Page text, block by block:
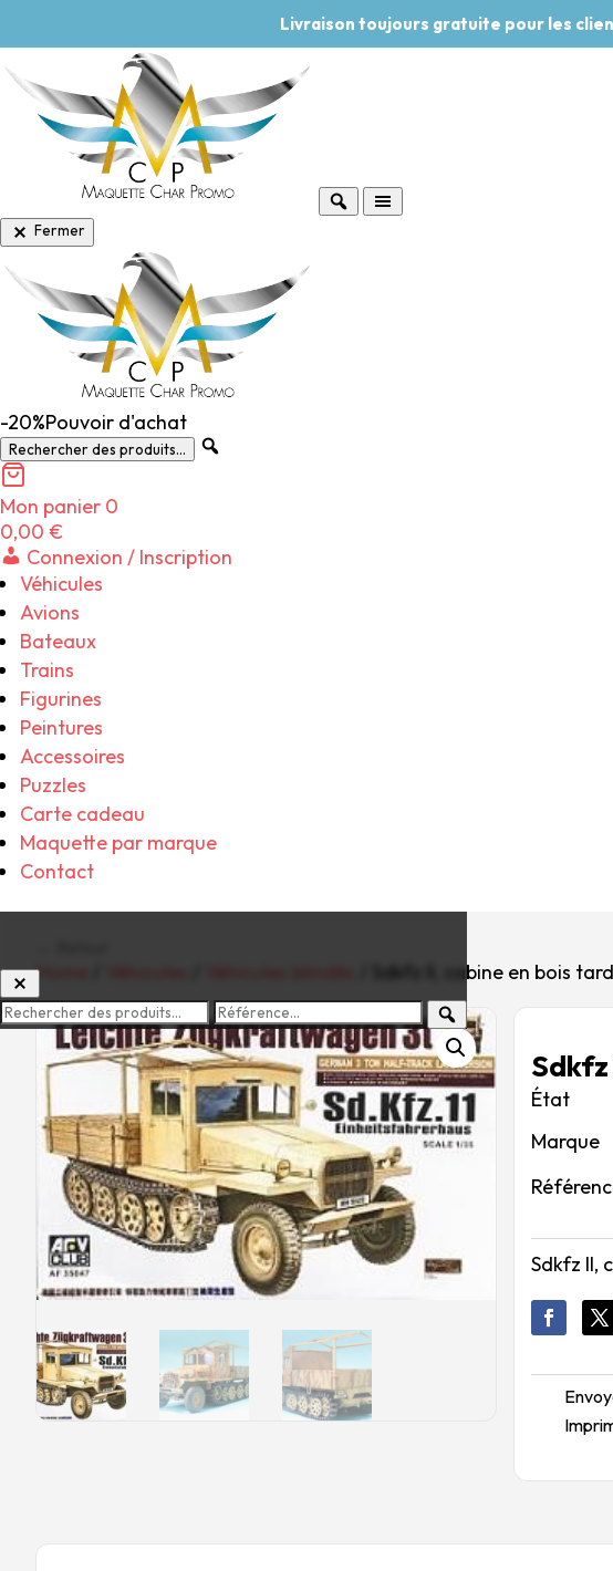
Livraison toujours gratuite pour les
Fermer
-20%Pouvoir d'achat
Rechercher des produits...
Mon panier 0
0,00 €
Connexion / Inscription
Véhicules
Avions
Bateaux
Trains
Figurines
Peintures
Accessoires
Puzzles
Carte cadeau
Maquette par marque
Contact
Home / Sdkfz II, cabine en bois
Marque
Sdkfz II,